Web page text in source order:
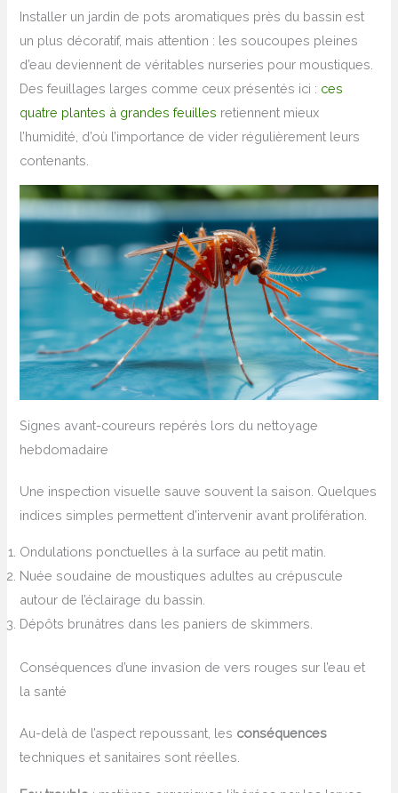
Installer un jardin de pots aromatiques près du bassin est
un plus décoratif, mais attention : les soucoupes pleines
d’eau deviennent de véritables nurseries pour moustiques.
Des feuillages larges comme ceux présentés ici : ces
quatre plantes à grandes feuilles retiennent mieux
l’humidité, d’où l’importance de vider régulièrement leurs
contenants.
Signes avant-coureurs repérés lors du nettoyage
hebdomadaire
Une inspection visuelle sauve souvent la saison. Quelques
indices simples permettent d’intervenir avant prolifération.
Ondulations ponctuelles à la surface au petit matin.
Nuée soudaine de moustiques adultes au crépuscule
autour de l’éclairage du bassin.
Dépôts brunâtres dans les paniers de skimmers.
Conséquences d’une invasion de vers rouges sur l’eau et
la santé
Au-delà de l’aspect repoussant, les conséquences
techniques et sanitaires sont réelles.